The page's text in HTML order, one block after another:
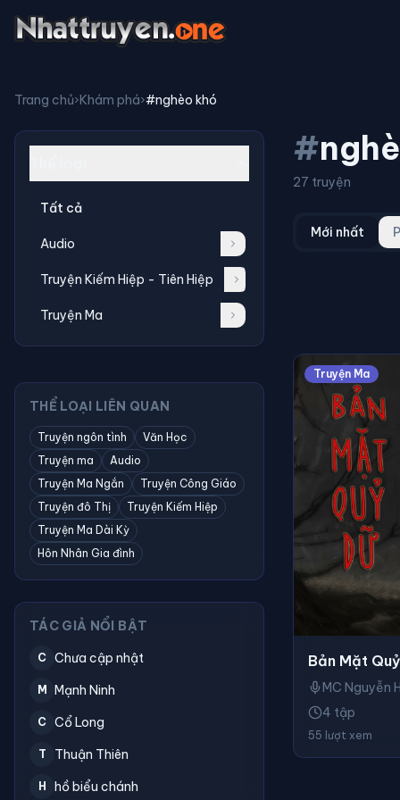
Trang chủ›Khám phá›#nghèo khó
Tất cả
Audio
Truyện Kiếm Hiệp - Tiên Hiệp
Truyện Ma
THỂ LOẠI LIÊN QUAN
Truyện ngôn tình
Văn Học
Truyện ma
Audio
Truyện Ma Ngắn
Truyện Công Giáo
Truyện đô Thị
Truyện Kiếm Hiệp
Truyện Ma Dài Kỳ
Hôn Nhân Gia đình
TÁC GIẢ NỔI BẬT
C Chưa cập nhật
M Mạnh Ninh
C Cổ Long
T Thuận Thiên
H hồ biểu chánh
#
27 truyện
Mới nhất
Truyện Ma
Bản Mặt
MC Nguyễn
4 tập
55 lượt xem